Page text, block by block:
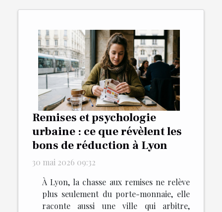
Remises et psychologie
urbaine : ce que révèlent les
bons de réduction à Lyon
30 mai 2026 09:32
À Lyon, la chasse aux remises ne relève
plus seulement du porte-monnaie, elle
raconte aussi une ville qui arbitre,